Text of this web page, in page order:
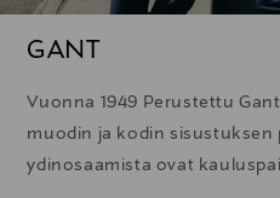
GANT
Vuonna 1949 Perustettu
muodin ja kodin sisustuksen
ydinosaamista ovat